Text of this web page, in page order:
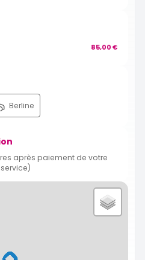
85,00 €
Berline
après paiement de votre